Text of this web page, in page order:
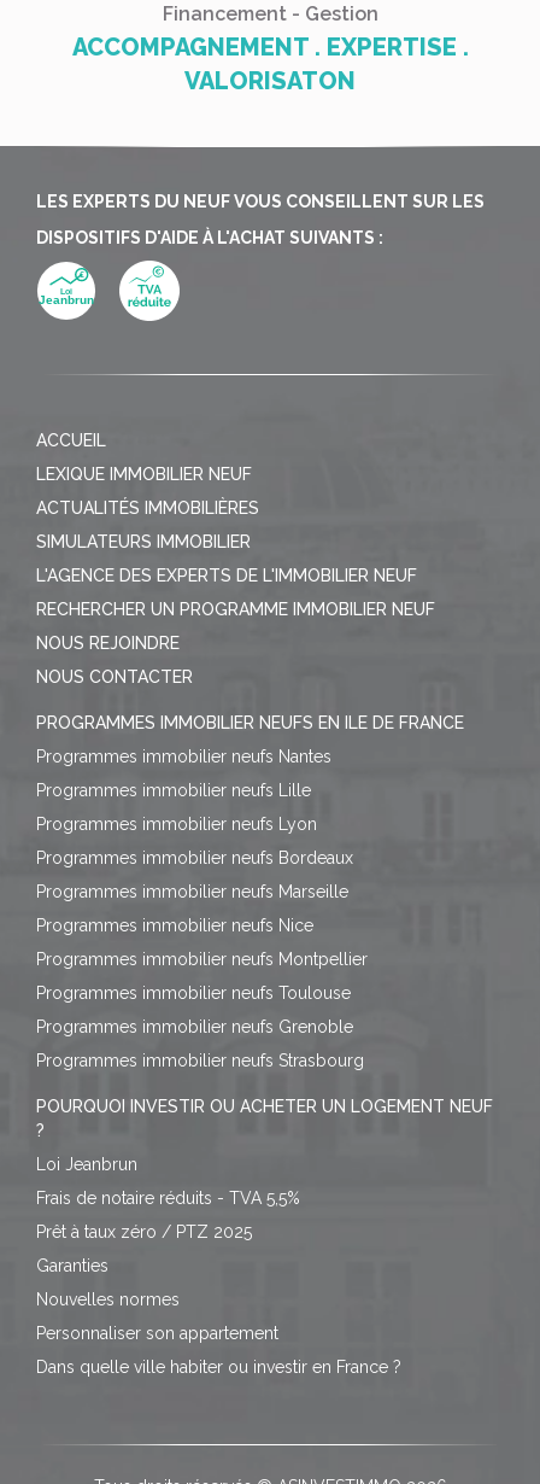
Financement - Gestion
ACCOMPAGNEMENT . EXPERTISE .
VALORISATON
LES EXPERTS DU NEUF VOUS CONSEILLENT SUR LES
DISPOSITIFS D'AIDE À L'ACHAT SUIVANTS :
ACCUEIL
LEXIQUE IMMOBILIER NEUF
ACTUALITÉS IMMOBILIÈRES
SIMULATEURS IMMOBILIER
L'AGENCE DES EXPERTS DE L'IMMOBILIER NEUF
RECHERCHER UN PROGRAMME IMMOBILIER NEUF
NOUS REJOINDRE
NOUS CONTACTER
PROGRAMMES IMMOBILIER NEUFS EN ILE DE FRANCE
Programmes immobilier neufs Nantes
Programmes immobilier neufs Lille
Programmes immobilier neufs Lyon
Programmes immobilier neufs Bordeaux
Programmes immobilier neufs Marseille
Programmes immobilier neufs Nice
Programmes immobilier neufs Montpellier
Programmes immobilier neufs Toulouse
Programmes immobilier neufs Grenoble
Programmes immobilier neufs Strasbourg
POURQUOI INVESTIR OU ACHETER UN LOGEMENT NEUF
?
Loi Jeanbrun
Frais de notaire réduits - TVA 5,5%
Prêt à taux zéro / PTZ 2025
Garanties
Nouvelles normes
Personnaliser son appartement
Dans quelle ville habiter ou investir en France ?